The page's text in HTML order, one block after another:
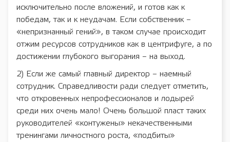
исключительно после вложений, и готов как к
победам, так и к неудачам. Если собственник –
«непризнанный гений», в таком случае происходит
отжим ресурсов сотрудников как в центрифуге, а по
достижении глубокого выгорания – на выход.
2) Если же самый главный директор – наемный
сотрудник. Справедливости ради следует отметить,
что откровенных непрофессионалов и лодырей
среди них очень мало! Очень большой пласт таких
руководителей «контужены» некачественными
тренингами личностного роста, «подбиты»